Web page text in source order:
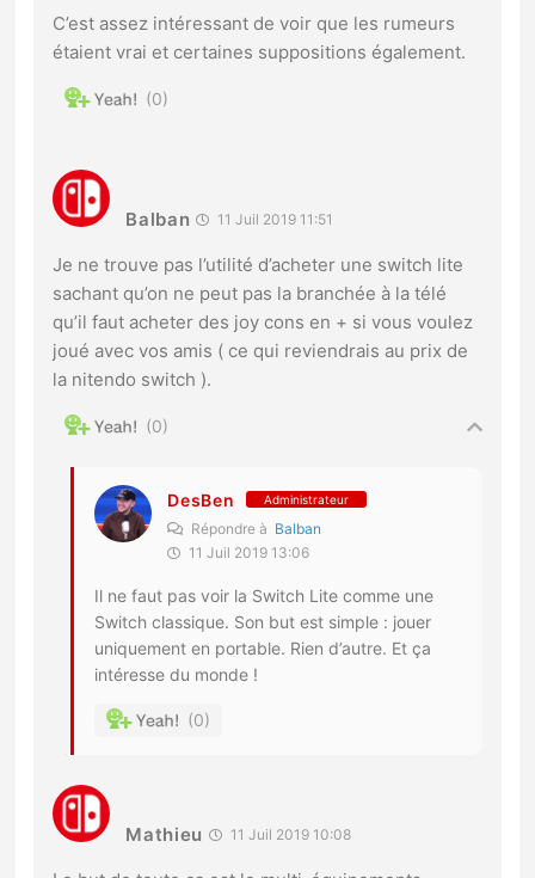
C’est assez intéressant de voir que les rumeurs
étaient vrai et certaines suppositions également.
0
Balban 11 Juil 2019 11:51
Je ne trouve pas l’utilité d’acheter une switch lite
sachant qu’on ne peut pas la branchée à la télé
qu’il faut acheter des joy cons en + si vous voulez
joué avec vos amis ( ce qui reviendrais au prix de
la nitendo switch ).
0
DesBen Administrateur
Répondre à Balban
11 Juil 2019 13:06
Il ne faut pas voir la Switch Lite comme une
Switch classique. Son but est simple : jouer
uniquement en portable. Rien d’autre. Et ça
intéresse du monde !
0
Mathieu 11 Juil 2019 10:08